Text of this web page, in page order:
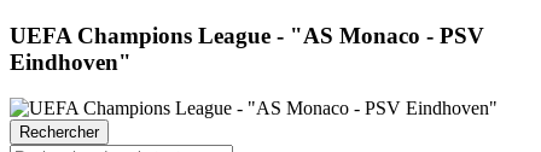
UEFA Champions League - "AS Monaco - PSV
Eindhoven"
Rechercher